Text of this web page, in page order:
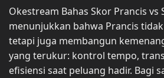
Okestream Bahas Skor Prancis vs
menunjukkan bahwa Prancis
tetapi juga membangun
yang terukur: kontrol tempo,
efisiensi saat peluang hadir. Bagi